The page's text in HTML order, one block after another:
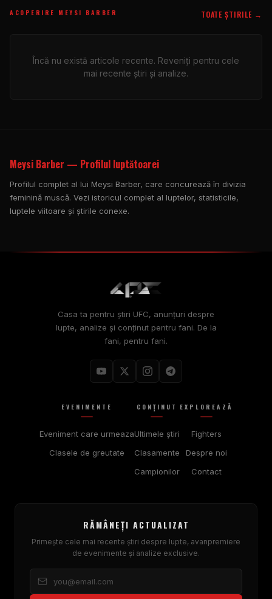
ACOPERIRE MEYSI BARBER TOATE ȘTIRILE →
Încă nu există articole recente. Reveniți pentru cele
mai recente știri și analize.
Meysi Barber — Profilul luptătoarei
Profilul complet al lui Meysi Barber, care concurează în divizia
feminină muscă. Vezi istoricul complet al luptelor, statisticile,
luptele viitoare și știrile conexe.
Casa ta pentru știri UFC, anunțuri despre
lupte, analize și conținut pentru fani. De la
fani, pentru fani.
EVENIMENTE
Eveniment care urmeaza
Clasele de greutate
CONŢINUT
Ultimele ştiri
Clasamente
Campionilor
EXPLOREAZĂ
Fighters
Despre noi
Contact
RĂMÂNEȚI ACTUALIZAT
Primește cele mai recente știri despre lupte, avanpremiere
de evenimente și analize exclusive.